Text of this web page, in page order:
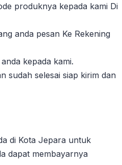
produknya kepada kami Di
anda pesan Ke Rekening
kepada kami.
sudah selesai siap kirim dan
di Kota Jepara untuk
dapat membayarnya